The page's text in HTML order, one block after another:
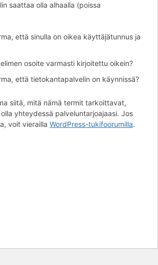
saattaa olla alhaalla (poissa
että sinulla on oikea käyttäjätunnus ja
osoite varmasti kirjoitettu oikein?
että tietokantapalvelin on käynnissä?
siitä, mitä nämä termit tarkoittavat,
yhteydessä palveluntarjoajaasi. Jos
voit vierailla WordPress-tukifoorumilla.